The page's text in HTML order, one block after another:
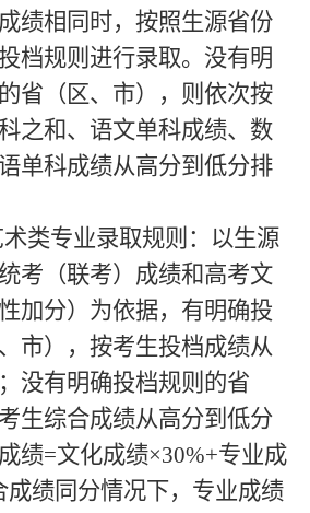
绩相同时，按照生源省份
档规则进行录取。没有明
省（区、市），则依次按
之和、语文单科成绩、数
单科成绩从高分到低分排
术类专业录取规则：以生源
考（联考）成绩和高考文
加分）为依据，有明确投
市），按考生投档成绩从
没有明确投档规则的省
生综合成绩从高分到低分
绩=文化成绩×30%+专业成
成绩同分情况下，专业成绩